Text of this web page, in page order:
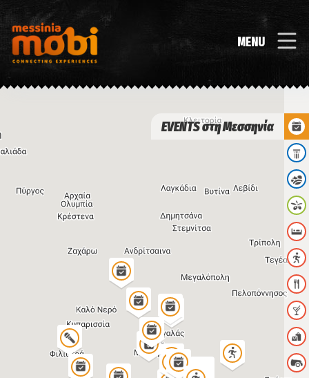
MENU
EVENTS στη Μεσσηνία